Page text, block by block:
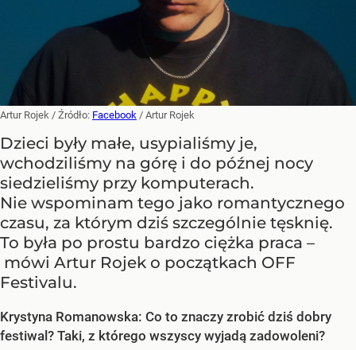
Artur Rojek / Źródło: Facebook / Artur Rojek
Dzieci były małe, usypialiśmy je,
wchodziliśmy na górę i do późnej nocy
siedzieliśmy przy komputerach.
Nie wspominam tego jako romantycznego
czasu, za którym dziś szczególnie tęsknię.
To była po prostu bardzo ciężka praca –
mówi Artur Rojek o początkach OFF
Festivalu.
Krystyna Romanowska: Co to znaczy zrobić dziś dobry
festiwal? Taki, z którego wszyscy wyjadą zadowoleni?